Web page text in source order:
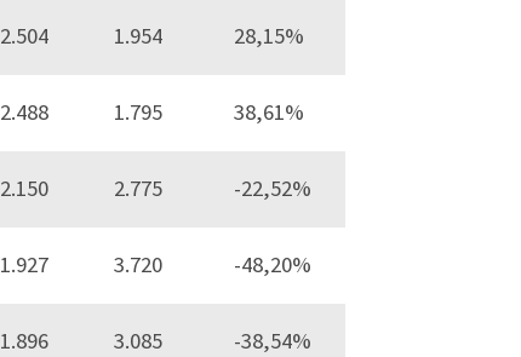
2.504 1.954 28,15%
2.488 1.795 38,61%
2.150 2.775 -22,52%
1.927 3.720 -48,20%
1.896 3.085 -38,54%